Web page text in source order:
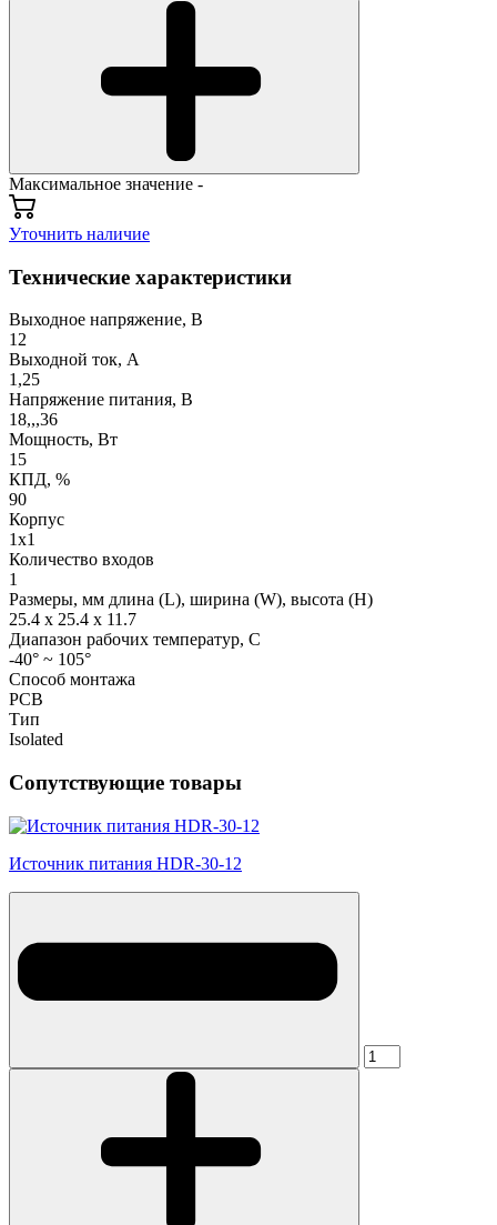
Максимальное значение -
Уточнить наличие
Технические характеристики
Выходное напряжение, В
12
Выходной ток, А
1,25
Напряжение питания, В
18,,,36
Мощность, Вт
15
КПД, %
90
Корпус
1x1
Количество входов
1
Размеры, мм длина (L), ширина (W), высота (H)
25.4 x 25.4 x 11.7
Диапазон рабочих температур, С
-40° ~ 105°
Способ монтажа
PCB
Тип
Isolated
Сопутствующие товары
Источник питания HDR-30-12